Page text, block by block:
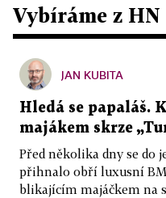
Vybíráme z HN
JAN KUBITA
Hledá se papaláš.
majákem skrze
Před několika dny se do
přihnalo obří luxusní
blikajícím majáčkem na